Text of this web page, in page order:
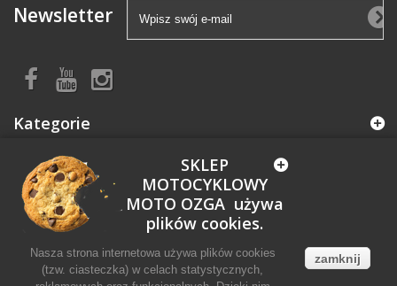
Newsletter
Kategorie
Informacja
Moje konto
Informacja o sklepie
SKLEP
MOTOCYKLOWY
MOTO OZGA używa
plików cookies.
Nasza strona internetowa używa plików cookies
(tzw. ciasteczka) w celach statystycznych,
zamknij